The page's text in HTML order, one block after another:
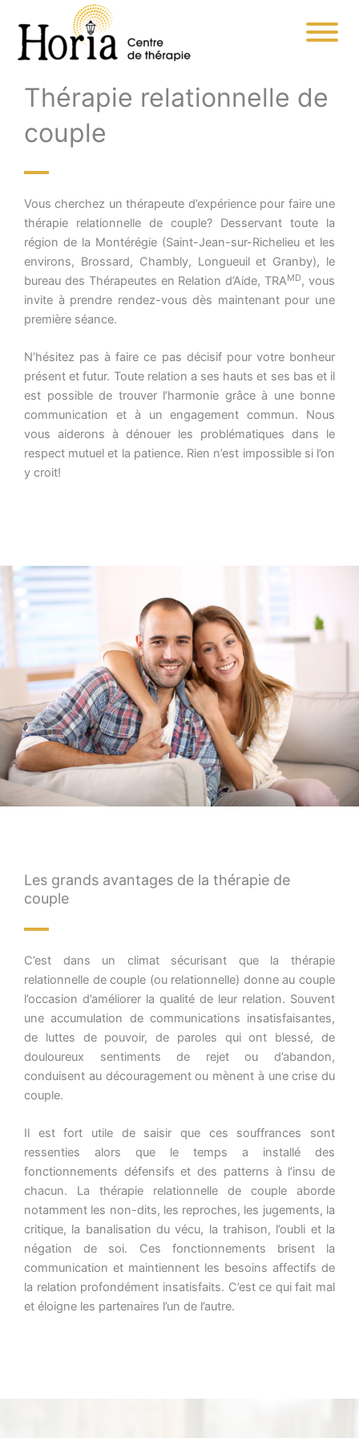
contenu
Thérapie relationnelle de
couple
Vous cherchez un thérapeute d’expérience pour faire une
thérapie relationnelle de couple? Desservant toute la
région de la Montérégie (Saint-Jean-sur-Richelieu et les
environs, Brossard, Chambly, Longueuil et Granby), le
bureau des Thérapeutes en Relation d’Aide, TRAMD, vous
invite à prendre rendez-vous dès maintenant pour une
première séance.
N’hésitez pas à faire ce pas décisif pour votre bonheur
présent et futur. Toute relation a ses hauts et ses bas et il
est possible de trouver l’harmonie grâce à une bonne
communication et à un engagement commun. Nous
vous aiderons à dénouer les problématiques dans le
respect mutuel et la patience. Rien n’est impossible si l’on
y croit!
Les grands avantages de la thérapie de
couple
C’est dans un climat sécurisant que la thérapie
relationnelle de couple (ou relationnelle) donne au couple
l’occasion d’améliorer la qualité de leur relation. Souvent
une accumulation de communications insatisfaisantes,
de luttes de pouvoir, de paroles qui ont blessé, de
douloureux sentiments de rejet ou d’abandon,
conduisent au découragement ou mènent à une crise du
couple.
Il est fort utile de saisir que ces souffrances sont
ressenties alors que le temps a installé des
fonctionnements défensifs et des patterns à l’insu de
chacun. La thérapie relationnelle de couple aborde
notamment les non-dits, les reproches, les jugements, la
critique, la banalisation du vécu, la trahison, l’oubli et la
négation de soi. Ces fonctionnements brisent la
communication et maintiennent les besoins affectifs de
la relation profondément insatisfaits. C’est ce qui fait mal
et éloigne les partenaires l’un de l’autre.